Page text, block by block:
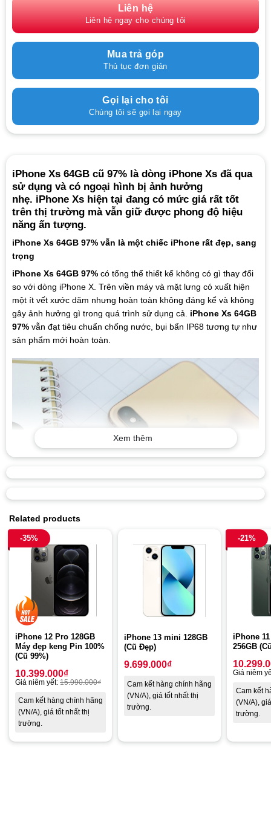
iPhone Xs 64GB cũ 97% là dòng iPhone Xs đã qua
sử dụng và có ngoại hình bị ảnh hưởng
nhẹ. iPhone Xs hiện tại đang có mức giá rất tốt
trên thị trường mà vẫn giữ được phong độ hiệu
năng ấn tượng.
iPhone Xs 64GB 97% vẫn là một chiếc iPhone rất đẹp, sang
trọng
iPhone Xs 64GB 97%có tổng thể thiết kế không có gì thay đổi
so với dòng iPhone X. Trên viền máy và mặt lưng có xuất hiện
một ít vết xước dăm nhưng hoàn toàn không đáng kể và không
gây ảnh hưởng gì trong quá trình sử dụng cả. iPhone Xs 64GB
97%vẫn đạt tiêu chuẩn chống nước, bụi bẩn IP68 tương tự như
sản phẩm mới hoàn toàn.
Khung viền bằng thép không gỉ bền bỉ đã trở thành một điểm
đặc trưng của các dòng iPhone cao cấp. Thép không nặng hơn
vật liệu nhôm quá nhiều nhưng lại vô cùng cứng cáp và sở hữu
bề mặt bóng bẩy, sang trọng. Mặt lưng của máy là kính cường
lực độc quyền do Apple phát triển và được đúc nguyên khối tạo
độ liền mạch, cứng cáp.
Xem thêm
Liên hệ
Liên hệ ngay cho chúng tôi
Mua trả góp
Thủ tục đơn giản
Gọi lại cho tôi
Chúng tôi sẽ gọi lại ngay
Related products
-35%
iPhone 12 Pro 128GB
Máy đẹp keng Pin 100%
(Cũ 99%)
10.399.000₫
Giá niêm yết: 15.990.000₫
Cam kết hàng chính hãng
(VN/A), giá tốt nhất thị
trường.
iPhone 13 mini 128GB
(Cũ Đẹp)
9.699.000₫
Cam kết hàng chính hãng
(VN/A), giá tốt nhất thị
trường.
-21%
iPhone
256GB
Giá niêm
Cam kết
(VN/A),
trường.